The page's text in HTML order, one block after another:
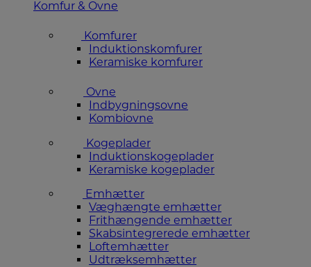
Komfur & Ovne
Komfurer
Induktionskomfurer
Keramiske komfurer
Ovne
Indbygningsovne
Kombiovne
Kogeplader
Induktionskogeplader
Keramiske kogeplader
Emhætter
Væghængte emhætter
Frithængende emhætter
Skabsintegrerede emhætter
Loftemhætter
Udtræksemhætter